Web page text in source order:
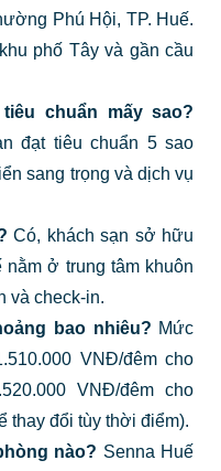
Phú Hội, TP. Huế.
phố Tây và gần cầu
chuẩn mấy sao?
đạt tiêu chuẩn 5 sao
sang trọng và dịch vụ
Có, khách sạn sở hữu
ở trung tâm khuôn
và check-in.
bao nhiêu? Mức
VNĐ/đêm cho
VNĐ/đêm cho
thay đổi tùy thời điểm).
nào? Senna Huế